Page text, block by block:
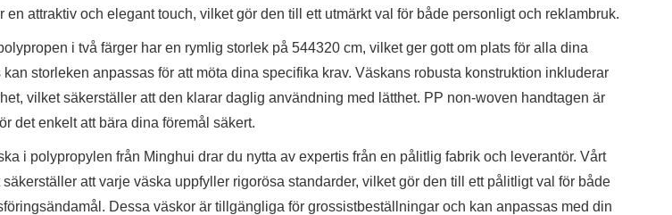
en attraktiv och elegant touch, vilket gör den till ett utmärkt val för både personligt och reklambruk.
i två färger har en rymlig storlek på 544320 cm, vilket ger gott om plats för alla dina
storleken anpassas för att möta dina specifika krav. Väskans robusta konstruktion inkluderar
vilket säkerställer att den klarar daglig användning med lätthet. PP non-woven handtagen är
det enkelt att bära dina föremål säkert.
i polypropylen från Minghui drar du nytta av expertis från en pålitlig fabrik och leverantör. Vårt
att varje väska uppfyller rigorösa standarder, vilket gör den till ett pålitligt val för både
Dessa väskor är tillgängliga för grossistbeställningar och kan anpassas med din